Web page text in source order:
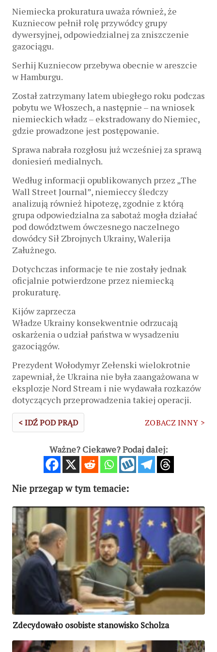
Niemiecka prokuratura uważa również, że
Kuzniecow pełnił rolę przywódcy grupy
dywersyjnej, odpowiedzialnej za zniszczenie
gazociągu.
Serhij Kuzniecow przebywa obecnie w areszcie
w Hamburgu.
Został zatrzymany latem ubiegłego roku podczas
pobytu we Włoszech, a następnie – na wniosek
niemieckich władz – ekstradowany do Niemiec,
gdzie prowadzone jest postępowanie.
Sprawa nabrała rozgłosu już wcześniej za sprawą
doniesień medialnych.
Według informacji opublikowanych przez „The
Wall Street Journal”, niemieccy śledczy
analizują również hipotezę, zgodnie z którą
grupa odpowiedzialna za sabotaż mogła działać
pod dowództwem ówczesnego naczelnego
dowódcy Sił Zbrojnych Ukrainy, Walerija
Załużnego.
Dotychczas informacje te nie zostały jednak
oficjalnie potwierdzone przez niemiecką
prokuraturę.
Kijów zaprzecza
Władze Ukrainy konsekwentnie odrzucają
oskarżenia o udział państwa w wysadzeniu
gazociągów.
Prezydent Wołodymyr Zełenski wielokrotnie
zapewniał, że Ukraina nie była zaangażowana w
eksplozje Nord Stream i nie wydawała rozkazów
dotyczących przeprowadzenia takiej operacji.
< IDŹ POD PRĄD ZOBACZ INNY >
Ważne? Ciekawe? Podaj dalej:
Nie przegap w tym temacie:
Zdecydowało osobiste stanowisko Scholza